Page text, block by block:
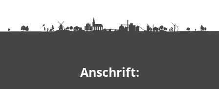
Anschrift: